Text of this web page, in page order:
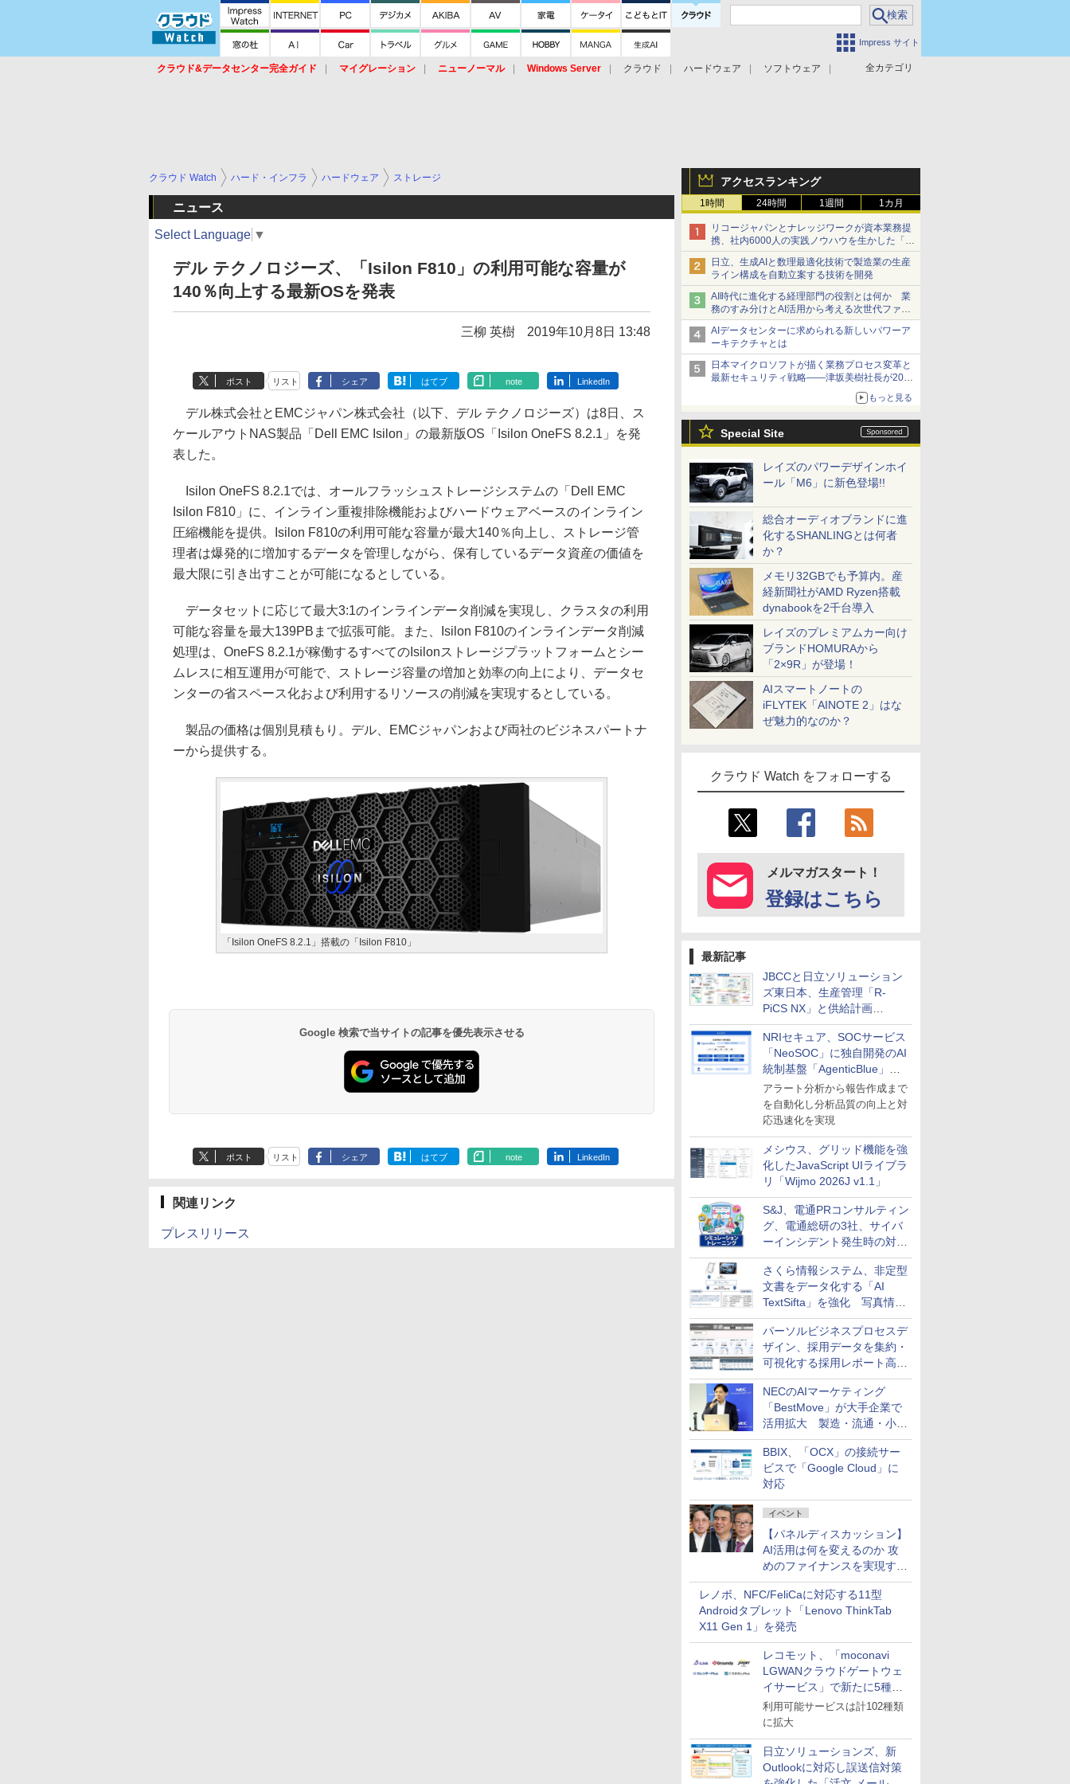
Impress サイト
全カテゴリ
クラウド&データセンター完全ガイド マイグレーション ニューノーマル Windows Server クラウド ハードウェア
ソフトウェア
アクセスランキング
1時間 24時間 1週間 1カ月
リコージャパンとナレッジワークが資本業務提
携、社内6000人の実践ノウハウを生かした「AI
商談記録 for RICOH」を展開へ
日立、生成AIと数理最適化技術で製造業の生産
ライン構成を自動立案する技術を開発
AI時代に進化する経理部門の役割とは何か 業
務のすみ分けとAI活用から考える次世代ファイ
ナンス戦略
AIデータセンターに求められる新しいパワーア
ーキテクチャとは
日本マイクロソフトが描く業務プロセス変革と
最新セキュリティ戦略――津坂美樹社長が2027
もっと見る
Special Site
レイズのパワーデザインホイ
ール「M6」に新色登場!!
総合オーディオブランドに進
化するSHANLINGとは何者
か？
メモリ32GBでも予算内。産
経新聞社がAMD Ryzen搭載
dynabookを2千台導入
レイズのプレミアムカー向け
ブランドHOMURAから
「2×9R」が登場！
AIスマートノートの
iFLYTEK「AINOTE 2」はな
ぜ魅力的なのか？
クラウド Watch をフォローする
メルマガスタート！
登録はこちら
最新記事
JBCCと日立ソリューション
ズ東日本、生産管理「R-
PiCS NX」と供給計画
「scSQUARE ISP」の連携サ
ービスを提供開始
NRIセキュア、SOCサービス
「NeoSOC」に独自開発のAI
統制基盤「AgenticBlue」を
導入
アラート分析から報告作成まで
を自動化し分析品質の向上と対
応迅速化を実現
メシウス、グリッド機能を強
化したJavaScript UIライブラ
リ「Wijmo 2026J v1.1」
S&J、電通PRコンサルティン
グ、電通総研の3社、サイバ
ーインシデント発生時の対応
と危機管理広報を一体的に訓
練するプログラムを提供
さくら情報システム、非定型
文書をデータ化する「AI
TextSifta」を強化 写真情報
のデータ化などに対応
パーソルビジネスプロセスデ
ザイン、採用データを集約・
可視化する採用レポート高速
化サービスを提供
NECのAIマーケティング
「BestMove」が大手企業で
活用拡大 製造・流通・小売
企業・広告代理店などが実装
フェーズへ
BBIX、「OCX」の接続サー
ビスで「Google Cloud」に
対応
イベント
【パネルディスカッション】
AI活用は何を変えるのか 攻
めのファイナンスを実現する
業務設計とマインドセット変
革
レノボ、NFC/FeliCaに対応する11型
Androidタブレット「Lenovo ThinkTab
X11 Gen 1」を発売
レコモット、「moconavi
LGWANクラウドゲートウェ
イサービス」で新たに5種類
のサービスと連携開始
利用可能サービスは計102種類
に拡大
日立ソリューションズ、新
Outlookに対応し誤送信対策
クラウド Watch ハード・インフラ ハードウェア ストレージ
ニュース
Select Language ▼
デル テクノロジーズ、「Isilon F810」の利用可能な容量が
140％向上する最新OSを発表
三柳 英樹 2019年10月8日 13:48
ポスト リスト シェア はてブ note LinkedIn
デル株式会社とEMCジャパン株式会社（以下、デル テクノロジーズ）は8日、ス
ケールアウトNAS製品「Dell EMC Isilon」の最新版OS「Isilon OneFS 8.2.1」を発
表した。
Isilon OneFS 8.2.1では、オールフラッシュストレージシステムの「Dell EMC
Isilon F810」に、インライン重複排除機能およびハードウェアベースのインライン
圧縮機能を提供。Isilon F810の利用可能な容量が最大140％向上し、ストレージ管
理者は爆発的に増加するデータを管理しながら、保有しているデータ資産の価値を
最大限に引き出すことが可能になるとしている。
データセットに応じて最大3:1のインラインデータ削減を実現し、クラスタの利用
可能な容量を最大139PBまで拡張可能。また、Isilon F810のインラインデータ削減
処理は、OneFS 8.2.1が稼働するすべてのIsilonストレージプラットフォームとシー
ムレスに相互運用が可能で、ストレージ容量の増加と効率の向上により、データセ
ンターの省スペース化および利用するリソースの削減を実現するとしている。
製品の価格は個別見積もり。デル、EMCジャパンおよび両社のビジネスパートナ
ーから提供する。
「Isilon OneFS 8.2.1」搭載の「Isilon F810」
Google 検索で当サイトの記事を優先表示させる
ポスト リスト シェア はてブ note LinkedIn
関連リンク
プレスリリース